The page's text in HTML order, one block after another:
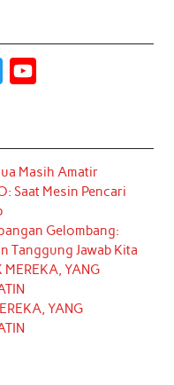
t
t
r
T
u
e
Masih Amatir
Saat Mesin Pencari
Gelombang:
Tanggung Jawab Kita
MEREKA, YANG
YANG